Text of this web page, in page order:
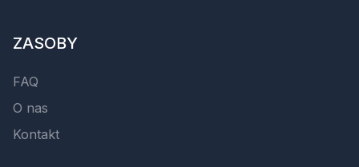
ZASOBY
FAQ
O nas
Kontakt